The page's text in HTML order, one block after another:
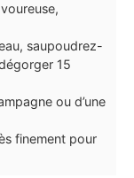
saupoudrez-
15
ou d’une
finement pour